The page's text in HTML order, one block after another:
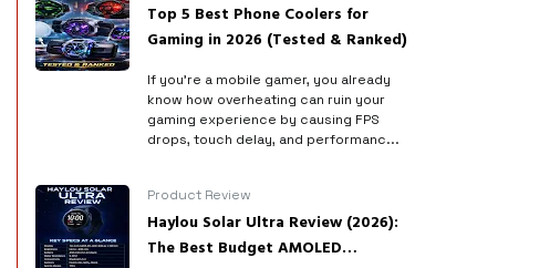
Top 5 Best Phone Coolers for
Gaming in 2026 (Tested & Ranked)
If you’re a mobile gamer, you already
know how overheating can ruin your
gaming experience by causing FPS
drops, touch delay, and performanc...
Product Review
Haylou Solar Ultra Review (2026):
The Best Budget AMOLED